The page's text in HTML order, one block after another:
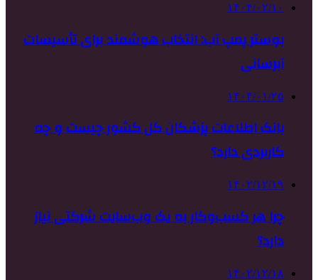
۱۴۰۴/۰۲/۱۰
بوستر پمپ آب: انتخاب هوشمند برای تأسیسات
آبرسانی
۱۴۰۴/۰۱/۲۵
بانک اطلاعات پزشکان کل کشور چیست و چه
کاربردی دارد؟
۱۴۰۲/۱۲/۱۹
چرا هر کسب‌وکار به یک وب‌سایت شرکتی نیاز
دارد؟
۱۴۰۲/۱۲/۱۸